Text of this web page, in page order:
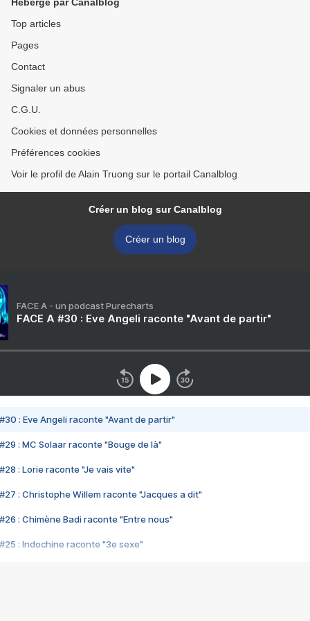
Top articles
Pages
Contact
Signaler un abus
C.G.U.
Cookies et données personnelles
Préférences cookies
Voir le profil de Alain Truong sur le portail Canalblog
Créer un blog sur Canalblog
Créer un blog
FACE A - un podcast Purecharts
FACE A #30 : Eve Angeli raconte "Avant de partir"
#30 : Eve Angeli raconte "Avant de partir"
#29 : MC Solaar raconte "Bouge de là"
#28 : Lorie raconte "Je vais vite"
#27 : Christophe Willem raconte "Jacques a dit"
#26 : Chimène Badi raconte "Entre nous"
#25 : Indochine raconte "3e sexe"